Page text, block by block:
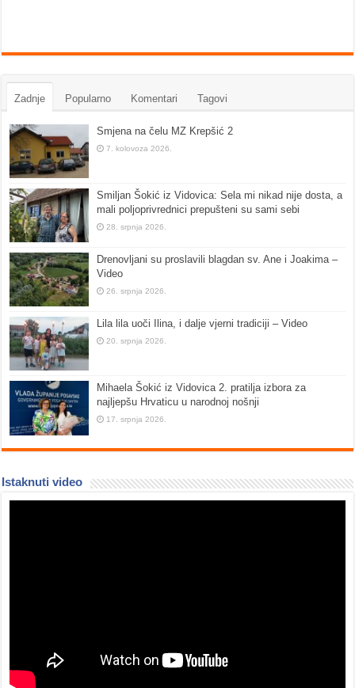
Zadnje Popularno Komentari Tagovi
Smjena na čelu MZ Krepšić 2
7. kolovoza 2026.
Smiljan Šokić iz Vidovica: Sela mi nikad nije dosta, a
mali poljoprivrednici prepušteni su sami sebi
28. srpnja 2026.
Drenovljani su proslavili blagdan sv. Ane i Joakima –
Video
26. srpnja 2026.
Lila lila uoči Ilina, i dalje vjerni tradiciji – Video
20. srpnja 2026.
Mihaela Šokić iz Vidovica 2. pratilja izbora za
najljepšu Hrvaticu u narodnoj nošnji
17. srpnja 2026.
Istaknuti video